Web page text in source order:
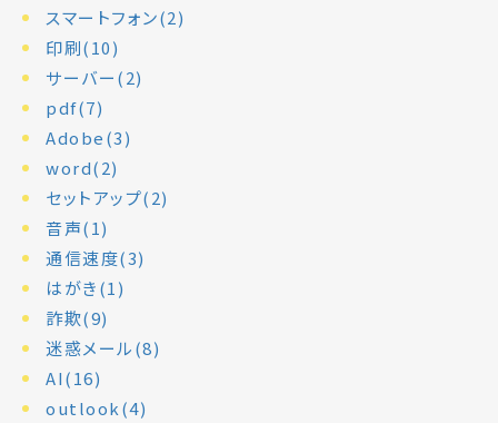
スマートフォン(2)
印刷(10)
サーバー(2)
pdf(7)
Adobe(3)
word(2)
セットアップ(2)
音声(1)
通信速度(3)
はがき(1)
詐欺(9)
迷惑メール(8)
AI(16)
outlook(4)